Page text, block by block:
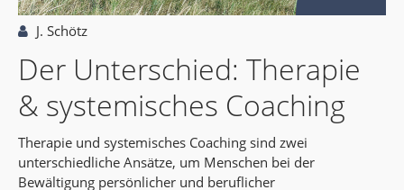
Der Unterschied: Therapie
& systemisches Coaching
Therapie und systemisches Coaching sind zwei
unterschiedliche Ansätze, um Menschen bei der
Bewältigung persönlicher und beruflicher
J. Schötz